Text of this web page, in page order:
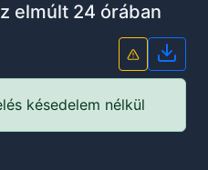
elmúlt 24 órában
késedelem nélkül